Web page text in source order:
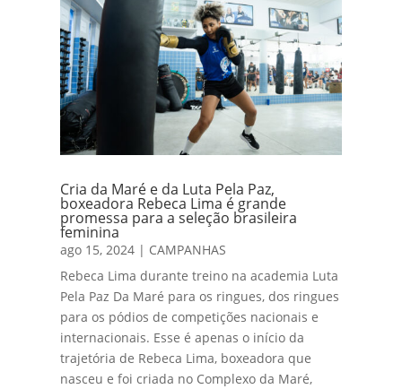
Cria da Maré e da Luta Pela Paz,
boxeadora Rebeca Lima é grande
promessa para a seleção brasileira
feminina
ago 15, 2024 | CAMPANHAS
Rebeca Lima durante treino na academia Luta
Pela Paz Da Maré para os ringues, dos ringues
para os pódios de competições nacionais e
internacionais. Esse é apenas o início da
trajetória de Rebeca Lima, boxeadora que
nasceu e foi criada no Complexo da Maré,